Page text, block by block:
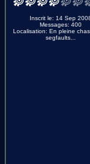
Inscrit le: 14 Sep
Messages: 400
Localisation: En pleine
segfaults...